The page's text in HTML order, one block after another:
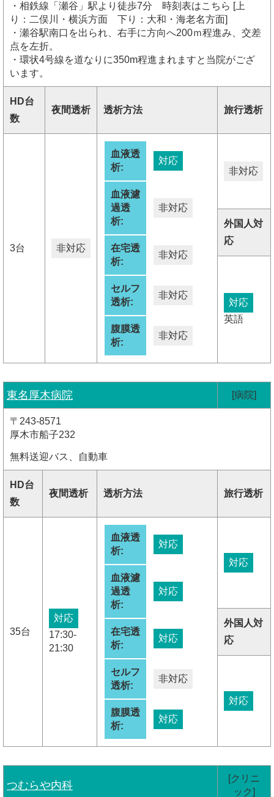
・相鉄線「瀬谷」駅より徒歩7分 時刻表はこちら [上
り：二俣川・横浜方面 下り：大和・海老名方面]
・瀬谷駅南口を出られ、右手に方向へ200ｍ程進み、交差
点を左折。
・環状4号線を道なりに350m程進まれますと当院がござ
います。
HD台
数
夜間透析 透析方法 旅行透析
3台 非対応
血液透
析:
対応
血液濾
過透
析:
非対応
在宅透
析:
非対応
セルフ
透析:
非対応
腹膜透
析:
非対応
非対応
外国人対
応
対応
英語
東名厚木病院 [病院]
〒243-8571
厚木市船子232
無料送迎バス、自動車
HD台
数
夜間透析 透析方法 旅行透析
35台
対応
17:30-
21:30
血液透
析:
対応
血液濾
過透
析:
対応
在宅透
析:
対応
セルフ
透析:
非対応
腹膜透
析:
対応
対応
外国人対
応
対応
つむらや内科
[クリニ
ック]